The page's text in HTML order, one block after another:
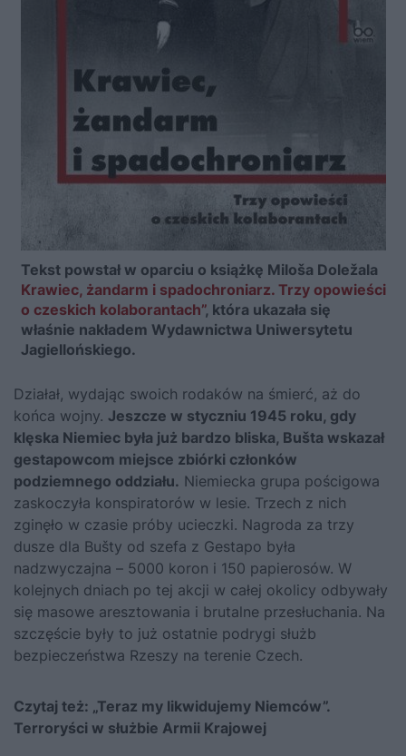
Tekst powstał w oparciu o książkę Miloša Doležala
Krawiec, żandarm i spadochroniarz. Trzy opowieści
o czeskich kolaborantach”, która ukazała się
właśnie nakładem Wydawnictwa Uniwersytetu
Jagiellońskiego.
Działał, wydając swoich rodaków na śmierć, aż do
końca wojny. Jeszcze w styczniu 1945 roku, gdy
klęska Niemiec była już bardzo bliska, Bušta wskazał
gestapowcom miejsce zbiórki członków
podziemnego oddziału. Niemiecka grupa pościgowa
zaskoczyła konspiratorów w lesie. Trzech z nich
zginęło w czasie próby ucieczki. Nagroda za trzy
dusze dla Bušty od szefa z Gestapo była
nadzwyczajna – 5000 koron i 150 papierosów. W
kolejnych dniach po tej akcji w całej okolicy odbywały
się masowe aresztowania i brutalne przesłuchania. Na
szczęście były to już ostatnie podrygi służb
bezpieczeństwa Rzeszy na terenie Czech.
Czytaj też: „Teraz my likwidujemy Niemców”.
Terroryści w służbie Armii Krajowej